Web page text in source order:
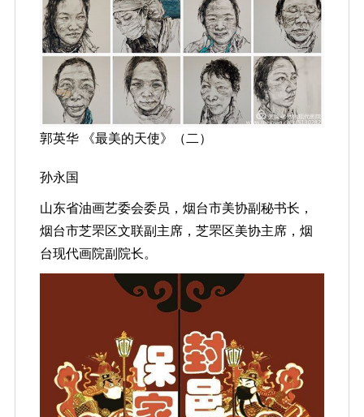
郭英华 《最美的天使》（二）
孙永国
山东省油画艺委会委员，烟台市美协副秘书长，
烟台市芝罘区文联副主席，芝罘区美协主席，烟
台现代画院副院长。